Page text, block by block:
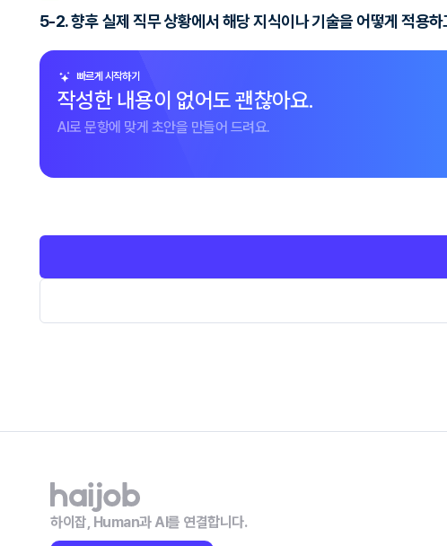
5-2. 향후 실제 직무 상황에서 해당 지식이나 기술을 어떻게 적용
빠르게 시작하기
작성한 내용이 없어도 괜찮아요.
AI로 문항에 맞게 초안을 만들어 드려요.
하이잡, Human과 AI를 연결합니다.